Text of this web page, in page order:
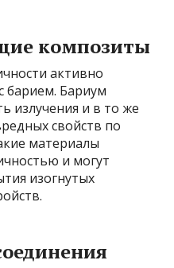
композиты
активно
барием. Бариум
излучения и в то же
свойств по
материалы
и могут
изогнутых